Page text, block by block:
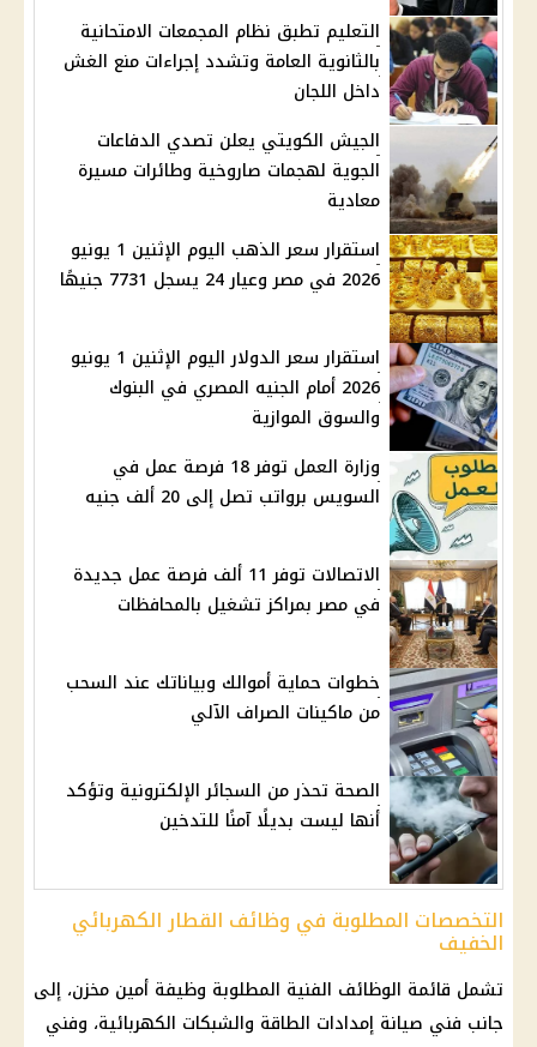
التعليم تطبق نظام المجمعات الامتحانية
بالثانوية العامة وتشدد إجراءات منع الغش
داخل اللجان
الجيش الكويتي يعلن تصدي الدفاعات
الجوية لهجمات صاروخية وطائرات مسيرة
معادية
استقرار سعر الذهب اليوم الإثنين 1 يونيو
2026 في مصر وعيار 24 يسجل 7731 جنيهًا
استقرار سعر الدولار اليوم الإثنين 1 يونيو
2026 أمام الجنيه المصري في البنوك
والسوق الموازية
وزارة العمل توفر 18 فرصة عمل في
السويس برواتب تصل إلى 20 ألف جنيه
الاتصالات توفر 11 ألف فرصة عمل جديدة
في مصر بمراكز تشغيل بالمحافظات
خطوات حماية أموالك وبياناتك عند السحب
من ماكينات الصراف الآلي
الصحة تحذر من السجائر الإلكترونية وتؤكد
أنها ليست بديلًا آمنًا للتدخين
التخصصات المطلوبة في وظائف القطار الكهربائي
الخفيف
تشمل قائمة الوظائف الفنية المطلوبة وظيفة أمين مخزن، إلى
جانب فني صيانة إمدادات الطاقة والشبكات الكهربائية، وفني